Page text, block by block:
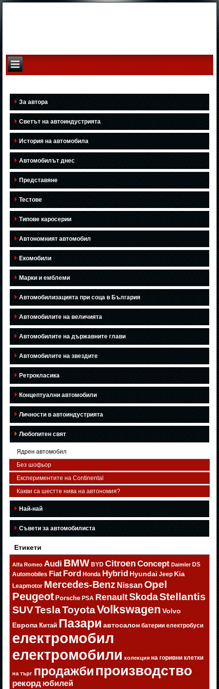
За автора
Светът на автоиндустрията
История на автомобила
Автомобилът днес
Представяне
Тестове
Типове каросерии
Автономният автомобил
Екомобили
Марки и емблеми
Автомобилизацията при соца в България
Автомобилите на величията
Автомобилите на държавните глави
Автомобилите на звездите
Ретрокласика
Концептуални автомобили
Личности в автоиндустрията
Любопитен свят
Ядрен автомобил
Без шофьор
Експериментите на Continental
Какви са шестте нива на автономия?
Най-най
Съвети за автомобилиста
Етикети
Alfa Romeo Audi BMW BYD Citroen Concept Daimler DS
Automobiles Fiat Ford Honda Hybrid Hyundai Jeep Kia
Leapmotor Mercedes-Benz Nissan Opel
Peugeot Porsche PSA RenaultSkodaStellantis
SUVTeslaToyotaVolkswagen Volvo
Европа Китай Пазари автосалон батерии електробуси
електромобил
електромобили колекция на горивни клетки
на търг продажбипроизводство
рекорд юбилей